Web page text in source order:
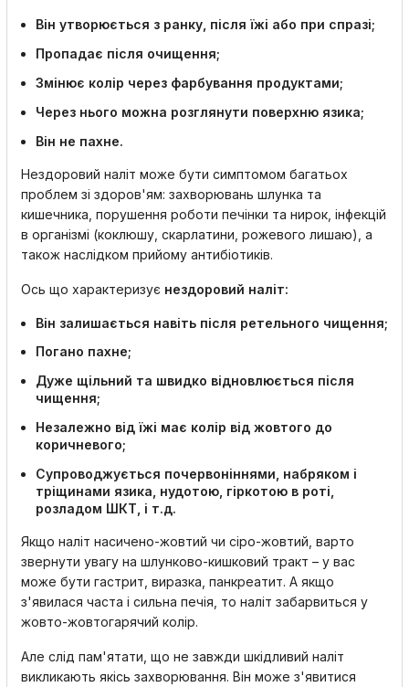
Він утворюється з ранку, після їжі або при спразі;
Пропадає після очищення;
Змінює колір через фарбування продуктами;
Через нього можна розглянути поверхню язика;
Він не пахне.
Нездоровий наліт може бути симптомом багатьох
проблем зі здоров'ям: захворювань шлунка та
кишечника, порушення роботи печінки та нирок, інфекцій
в організмі (коклюшу, скарлатини, рожевого лишаю), а
також наслідком прийому антибіотиків.
Ось що характеризує нездоровий наліт:
Він залишається навіть після ретельного чищення;
Погано пахне;
Дуже щільний та швидко відновлюється після
чищення;
Незалежно від їжі має колір від жовтого до
коричневого;
Супроводжується почервоніннями, набряком і
тріщинами язика, нудотою, гіркотою в роті,
розладом ШКТ, і т.д.
Якщо наліт насичено-жовтий чи сіро-жовтий, варто
звернути увагу на шлунково-кишковий тракт – у вас
може бути гастрит, виразка, панкреатит. А якщо
з'явилася часта і сильна печія, то наліт забарвиться у
жовто-жовтогарячий колір.
Але слід пам'ятати, що не завжди шкідливий наліт
викликають якісь захворювання. Він може з'явитися